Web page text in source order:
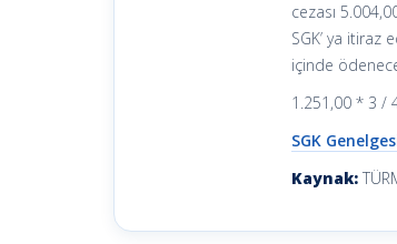
cezası
SGK’ ya
içinde
1.251,00 * 3 /
SGK
Kaynak: